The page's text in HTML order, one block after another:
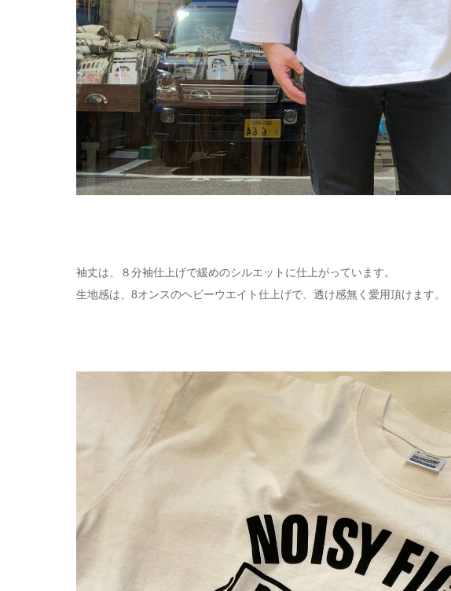
袖丈は、８分袖仕上げで緩めのシルエットに仕上がっています。
生地感は、8オンスのヘビーウエイト仕上げで、透け感無く愛用頂けます。